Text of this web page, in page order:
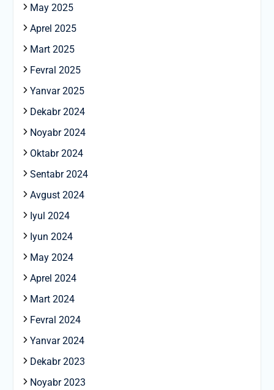
May 2025
Aprel 2025
Mart 2025
Fevral 2025
Yanvar 2025
Dekabr 2024
Noyabr 2024
Oktabr 2024
Sentabr 2024
Avgust 2024
Iyul 2024
Iyun 2024
May 2024
Aprel 2024
Mart 2024
Fevral 2024
Yanvar 2024
Dekabr 2023
Noyabr 2023